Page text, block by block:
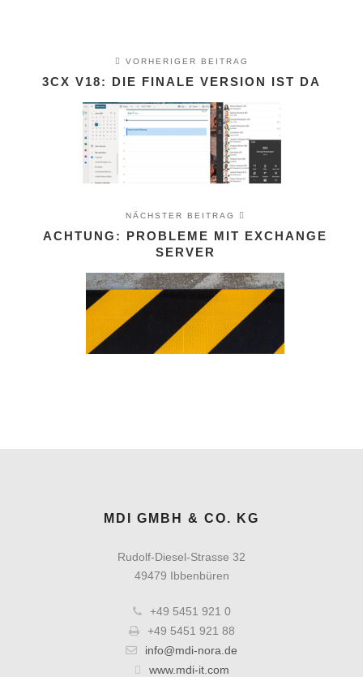
VORHERIGER BEITRAG
3CX V18: DIE FINALE VERSION IST DA
NÄCHSTER BEITRAG
ACHTUNG: PROBLEME MIT EXCHANGE
SERVER
MDI GMBH & CO. KG
Rudolf-Diesel-Strasse 32
49479 Ibbenbüren
+49 5451 921 0
+49 5451 921 88
info@mdi-nora.de
www.mdi-it.com